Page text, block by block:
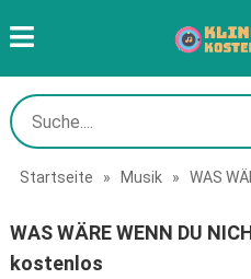
Startseite » Musik » WAS
WAS WÄRE WENN DU
kostenlos